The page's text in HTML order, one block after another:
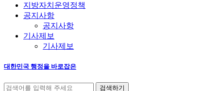
지방자치운영정책
공지사항
공지사항
기사제보
기사제보
대한민국 행정을 바로잡은